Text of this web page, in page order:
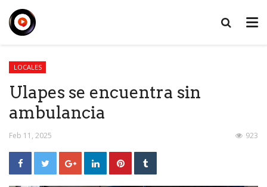
LOCALES
Ulapes se encuentra sin
ambulancia
Feb 11, 2025 923